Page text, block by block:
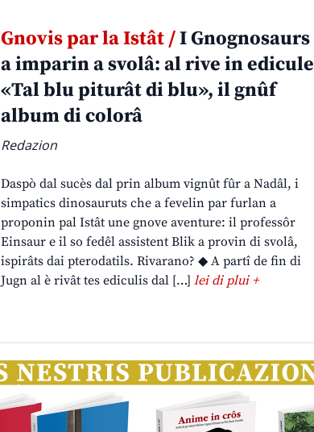
Gnovis par la Istât /I Gnognosaurs
a imparin a svolâ: al rive in edicule
«Tal blu piturât di blu», il gnûf
album di colorâ
Redazion
Daspò dal sucès dal prin album vignût fûr a Nadâl, i
simpatics dinosauruts che a fevelin par furlan a
proponin pal Istât une gnove aventure: il professôr
Einsaur e il so fedêl assistent Blik a provin di svolâ,
ispirâts dai pterodatils. Rivarano? ◆ A partî de fin di
Jugn al è rivât tes ediculis dal […] lei di plui +